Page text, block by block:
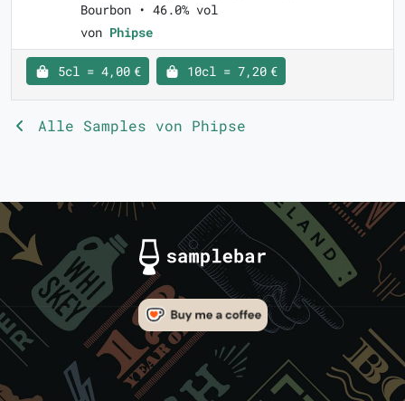
Bourbon • 46.0% vol
von Phipse
5cl = 4,00 € 10cl = 7,20 €
Alle Samples von Phipse